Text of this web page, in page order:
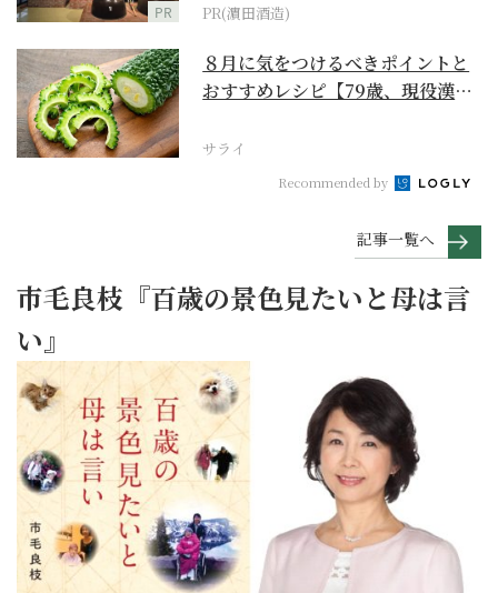
PR PR(濵田酒造)
８月に気をつけるべきポイントと
おすすめレシピ【79歳、現役漢方
サライ
Recommended by
記事一覧へ
市毛良枝『百歳の景色見たいと母は言
い』